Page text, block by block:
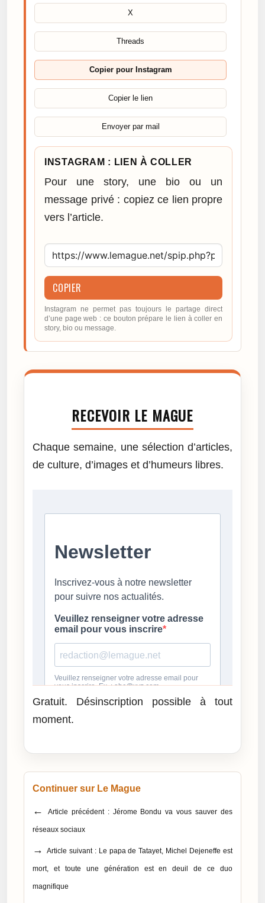
X
Threads
Copier pour Instagram
Copier le lien
Envoyer par mail
INSTAGRAM : LIEN À COLLER
Pour une story, une bio ou un
message privé : copiez ce lien propre
vers l’article.
COPIER
Instagram ne permet pas toujours le partage direct
d’une page web : ce bouton prépare le lien à coller en
story, bio ou message.
RECEVOIR LE MAGUE
Chaque semaine, une sélection d’articles,
de culture, d’images et d’humeurs libres.
Gratuit. Désinscription possible à tout
moment.
Continuer sur Le Mague
← Article précédent : Jérome Bondu va vous sauver des
réseaux sociaux
→ Article suivant : Le papa de Tatayet, Michel Dejeneffe est
mort, et toute une génération est en deuil de ce duo
magnifique